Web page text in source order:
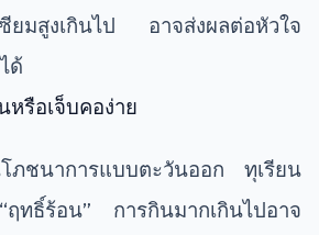
ยมสูงเกินไป อาจส่งผลต่อหัวใจ
ด้
หรือเจ็บคอง่าย
ภชนาการแบบตะวันออก ทุเรียน
ทธิ์ร้อน” การกินมากเกินไปอาจ